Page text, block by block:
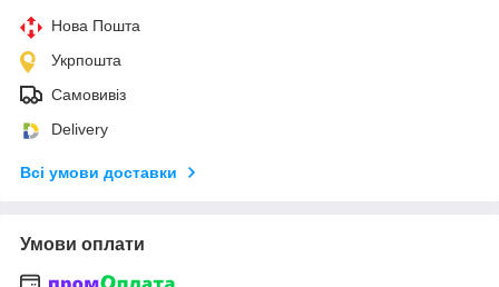
Нова Пошта
Укрпошта
Самовивіз
Delivery
Всі умови доставки
Умови оплати